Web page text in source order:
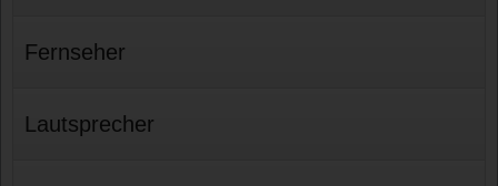
Fernseher
Lautsprecher